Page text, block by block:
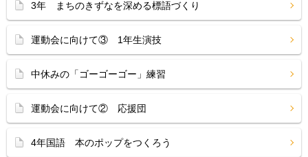
3年 まちのきずなを深める標語づくり
運動会に向けて③ 1年生演技
中休みの「ゴーゴーゴー」練習
運動会に向けて② 応援団
4年国語 本のポップをつくろう